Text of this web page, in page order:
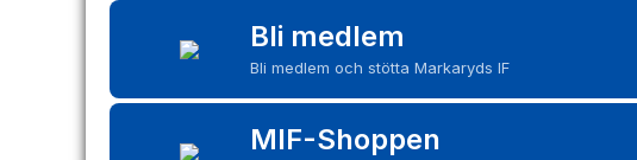
Bli medlem
Bli medlem och stötta Markaryds IF
MIF-Shoppen